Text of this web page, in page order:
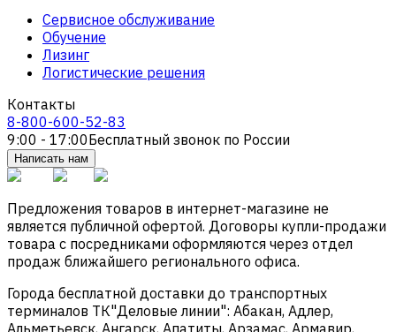
Сервисное обслуживание
Обучение
Лизинг
Логистические решения
Контакты
8-800-600-52-83
9:00 - 17:00Бесплатный звонок по России
Написать нам
Предложения товаров в интернет-магазине не
является публичной офертой. Договоры купли-продажи
товара с посредниками оформляются через отдел
продаж ближайшего регионального офиса.
Города бесплатной доставки до транспортных
терминалов ТК"Деловые линии": Абакан, Адлер,
Альметьевск, Ангарск, Апатиты, Арзамас, Армавир,